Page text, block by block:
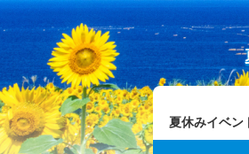
夏休みイベン